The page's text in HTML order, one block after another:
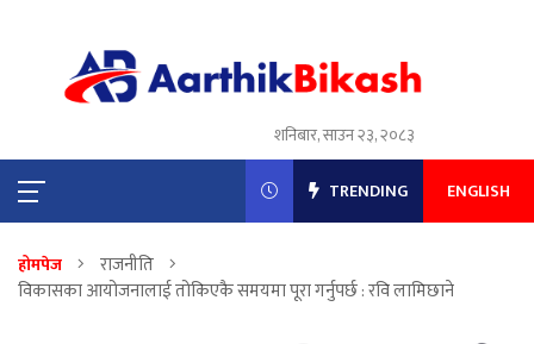
शनिबार, साउन २३, २०८३
TRENDING ENGLISH
होमपेज
राजनीति
विकासका आयोजनालाई तोकिएकै समयमा पूरा गर्नुपर्छ : रवि लामिछाने